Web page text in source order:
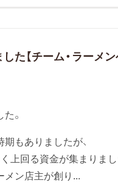
た【チーム・ラーメン
。
もありましたが、
上回る資金が集まりまし
ン店主が創り...